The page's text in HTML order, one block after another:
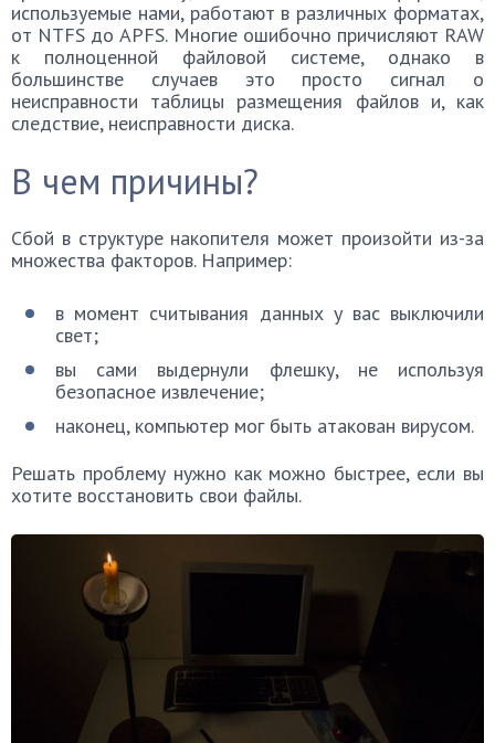
используемые нами, работают в различных форматах,
от NTFS до APFS. Многие ошибочно причисляют RAW
к полноценной файловой системе, однако в
большинстве случаев это просто сигнал о
неисправности таблицы размещения файлов и, как
следствие, неисправности диска.
В чем причины?
Сбой в структуре накопителя может произойти из-за
множества факторов. Например:
в момент считывания данных у вас выключили
свет;
вы сами выдернули флешку, не используя
безопасное извлечение;
наконец, компьютер мог быть атакован вирусом.
Решать проблему нужно как можно быстрее, если вы
хотите восстановить свои файлы.